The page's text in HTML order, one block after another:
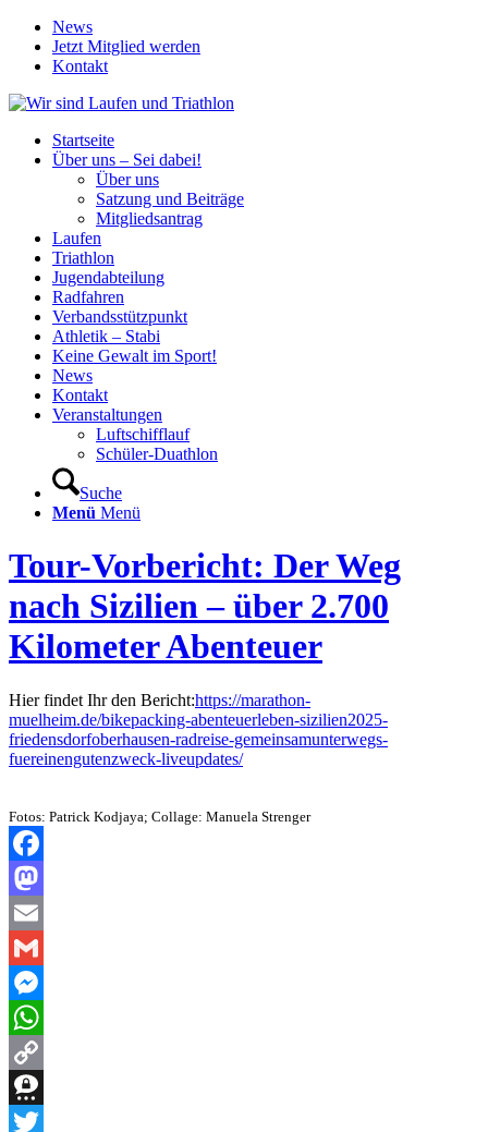
News
Jetzt Mitglied werden
Kontakt
Startseite
Über uns – Sei dabei!
Über uns
Satzung und Beiträge
Mitgliedsantrag
Laufen
Triathlon
Jugendabteilung
Radfahren
Verbandsstützpunkt
Athletik – Stabi
Keine Gewalt im Sport!
News
Kontakt
Veranstaltungen
Luftschifflauf
Schüler-Duathlon
Suche
Menü Menü
Tour-Vorbericht: Der Weg
nach Sizilien – über 2.700
Kilometer Abenteuer
Hier findet Ihr den Bericht:https://marathon-
muelheim.de/bikepacking-abenteuerleben-sizilien2025-
friedensdorfoberhausen-radreise-gemeinsamunterwegs-
fuereinengutenzweck-liveupdates/
Fotos: Patrick Kodjaya; Collage: Manuela Strenger
Facebook
Mastodon
Email
Gmail
Messenger
WhatsApp
Copy
Link
Threema